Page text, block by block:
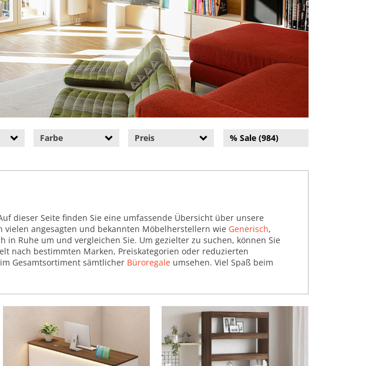
Farbe Preis % Sale (984)
dieser Seite finden Sie eine umfassende Übersicht über unsere
angesagten und bekannten Möbelherstellern wie Generisch,
in Ruhe um und vergleichen Sie. Um gezielter zu suchen, können Sie
nach bestimmten Marken, Preiskategorien oder reduzierten
Gesamtsortiment sämtlicher Büroregale umsehen. Viel Spaß beim